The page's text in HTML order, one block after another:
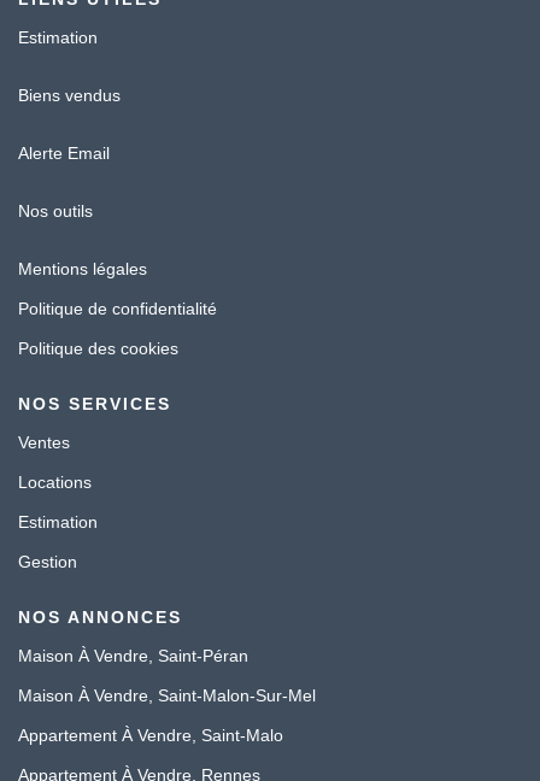
Estimation
Biens vendus
Alerte Email
Nos outils
Mentions légales
Politique de confidentialité
Politique des cookies
NOS SERVICES
Ventes
Locations
Estimation
Gestion
NOS ANNONCES
Maison À Vendre, Saint-Péran
Maison À Vendre, Saint-Malon-Sur-Mel
Appartement À Vendre, Saint-Malo
Appartement À Vendre, Rennes